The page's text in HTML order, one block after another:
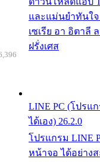
และแม่นยำทันใ
เซเรีย อา อิตาลี
ฝรั่งเศส
LINE PC (โปรแ
ได้เอง) 26.2.0
โปรแกรม LINE
หน้าจอ ได้อย่าง